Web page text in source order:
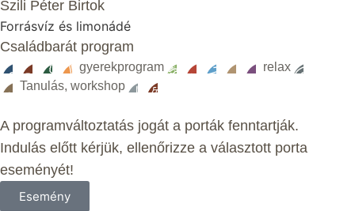
Szili Péter Birtok
Forrásvíz és limonádé
Családbarát program
gyerekprogram
relax
Tanulás, workshop
A programváltoztatás jogát a porták fenntartják.
Indulás előtt kérjük, ellenőrizze a választott porta
eseményét!
Esemény